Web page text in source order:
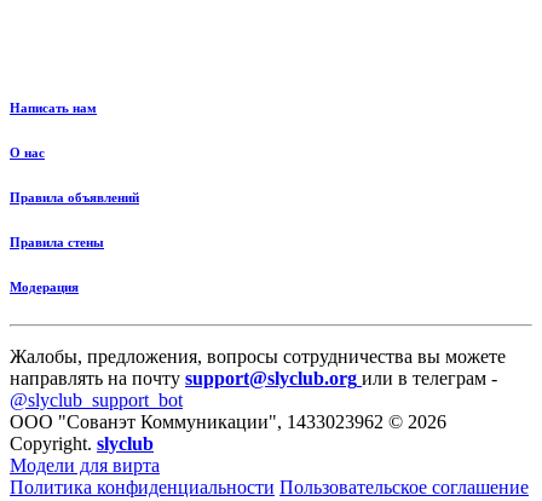
Написать нам
О нас
Правила объявлений
Правила стены
Модерация
Жалобы, предложения, вопросы сотрудничества вы можете
направлять на почту support@slyclub.org или в телеграм -
@slyclub_support_bot
ООО "Сованэт Коммуникации", 1433023962 © 2026
Copyright. slyclub
Модели для вирта
Политика конфиденциальности Пользовательское соглашение